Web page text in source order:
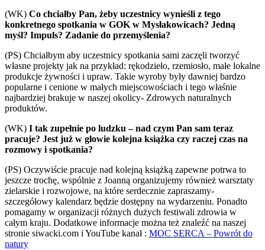
(WK) Co chciałby Pan, żeby uczestnicy wynieśli z tego
konkretnego spotkania w GOK w Mysłakowicach? Jedną
myśl? Impuls? Zadanie do przemyślenia?
(PS) Chciałbym aby uczestnicy spotkania sami zaczęli tworzyć
własne projekty jak na przykład: rękodzieło, rzemiosło, małe lokalne
produkcje żywności i upraw. Takie wyroby były dawniej bardzo
popularne i cenione w małych miejscowościach i tego właśnie
najbardziej brakuje w naszej okolicy- Zdrowych naturalnych
produktów.
(WK) I tak zupełnie po ludzku – nad czym Pan sam teraz
pracuje? Jest już w głowie kolejna książka czy raczej czas na
rozmowy i spotkania?
(PS) Oczywiście pracuje nad kolejną książką zapewne potrwa to
jeszcze trochę, wspólnie z Joanną organizujemy również warsztaty
zielarskie i rozwojowe, na które serdecznie zapraszamy-
szczegółowy kalendarz będzie dostępny na wydarzeniu. Ponadto
pomagamy w organizacji różnych dużych festiwali zdrowia w
całym kraju. Dodatkowe informacje można też znaleźć na naszej
stronie siwacki.com i YouTube kanał : MOC SERCA – Powrót do
natury